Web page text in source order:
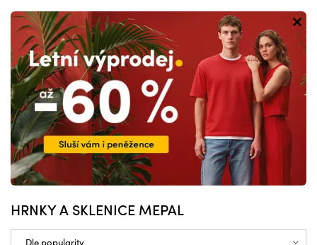
HRNKY A SKLENICE MEPAL